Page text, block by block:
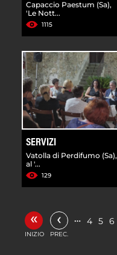
Capaccio Paestum (Sa),
'Le Nott...
1115
SERVIZI
Vatolla di Perdifumo (Sa),
al '...
129
«
INIZIO
‹
PREC.
… 4 5 6